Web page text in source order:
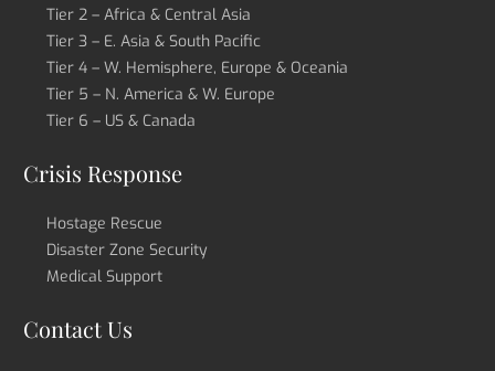
Tier 2 – Africa & Central Asia
Tier 3 – E. Asia & South Pacific
Tier 4 – W. Hemisphere, Europe & Oceania
Tier 5 – N. America & W. Europe
Tier 6 – US & Canada
Crisis Response
Hostage Rescue
Disaster Zone Security
Medical Support
Contact Us